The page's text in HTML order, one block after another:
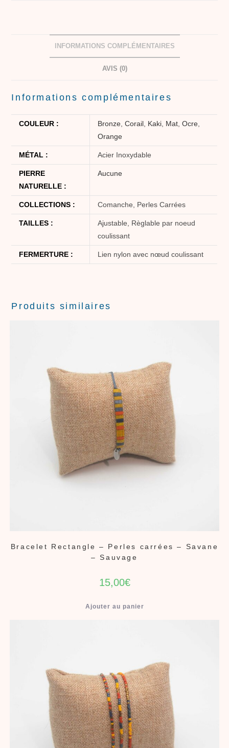
INFORMATIONS COMPLÉMENTAIRES
AVIS (0)
Informations complémentaires
COULEUR : Bronze ,Corail Kaki Mat ,Ocre
Orange
MÉTAL : Acier Inoxydable
PIERRE
NATURELLE :
Aucune
COLLECTIONS : Comanche, Perles Carrées
TAILLES :
Ajustable, Règlable par noeud
coulissant
FERMERTURE : Lien nylon avec nœud coulissant
Produits similaires
Bracelet Rectangle – Perles carrées – Savane
– Sauvage
15,00€
Ajouter au panier